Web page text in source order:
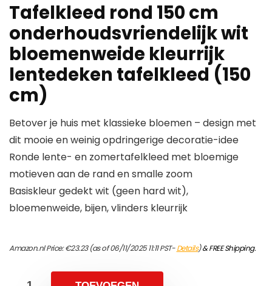
Tafelkleed rond 150 cm
onderhoudsvriendelijk wit
bloemenweide kleurrijk
lentedeken tafelkleed (150
cm)
Betover je huis met klassieke bloemen – design met
dit mooie en weinig opdringerige decoratie-idee
Ronde lente- en zomertafelkleed met bloemige
motieven aan de rand en smalle zoom
Basiskleur gedekt wit (geen hard wit),
bloemenweide, bijen, vlinders kleurrijk
Amazon.nl Price:€23.23(as of 06/11/2025 11:11 PST-Details)&FREE Shipping.